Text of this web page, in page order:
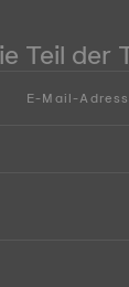
Teil der
E-Mail-